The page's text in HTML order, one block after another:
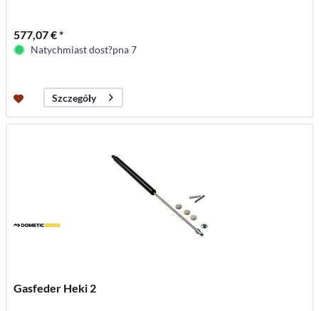
577,07 € *
Natychmiast dost?pna 7
Szczegóły
Gasfeder Heki 2